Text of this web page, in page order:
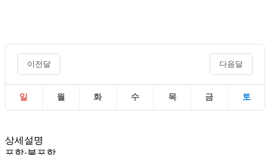
이전달 다음달
일 월 화 수 목 금 토
상세설명
포함·불포함